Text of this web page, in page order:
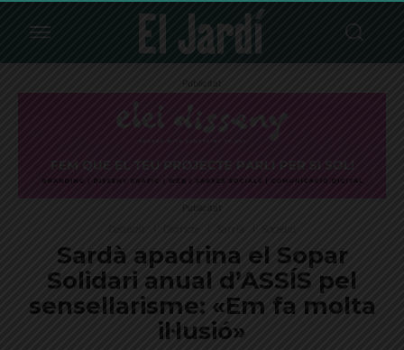
Publicitat
Publicitat
Sardà apadrina el Sopar
Solidari anual d’ASSÍS pel
sensellarisme: «Em fa molta
il·lusió»